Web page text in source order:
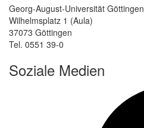
Georg-August-Universität Göttingen
Wilhelmsplatz 1 (Aula)
37073 Göttingen
Tel. 0551 39-0
Soziale Medien